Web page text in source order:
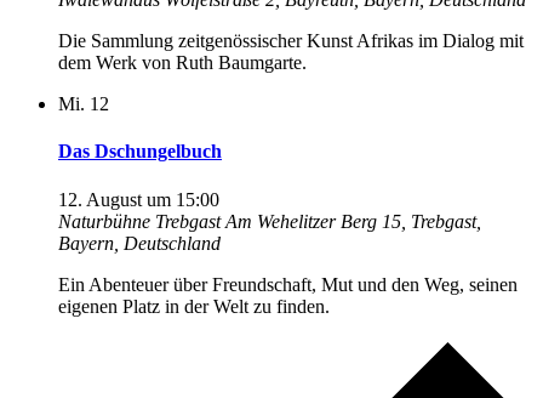
Die Sammlung zeitgenössischer Kunst Afrikas im Dialog mit
dem Werk von Ruth Baumgarte.
Mi. 12
Das Dschungelbuch
12. August um 15:00
Naturbühne TrebgastAm Wehelitzer Berg 15, Trebgast,
Bayern, Deutschland
Ein Abenteuer über Freundschaft, Mut und den Weg, seinen
eigenen Platz in der Welt zu finden.